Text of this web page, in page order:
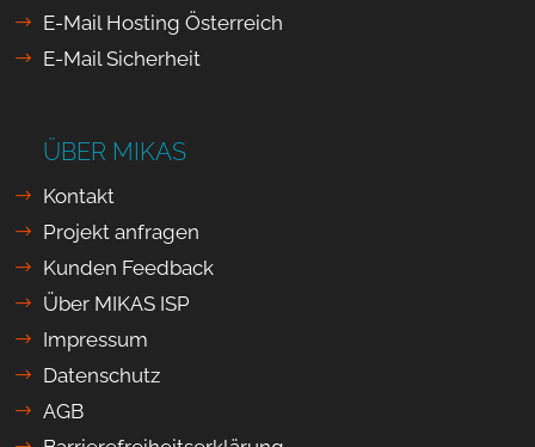
E-Mail Hosting Österreich
E-Mail Sicherheit
ÜBER MIKAS
Kontakt
Projekt anfragen
Kunden Feedback
Über MIKAS ISP
Impressum
Datenschutz
AGB